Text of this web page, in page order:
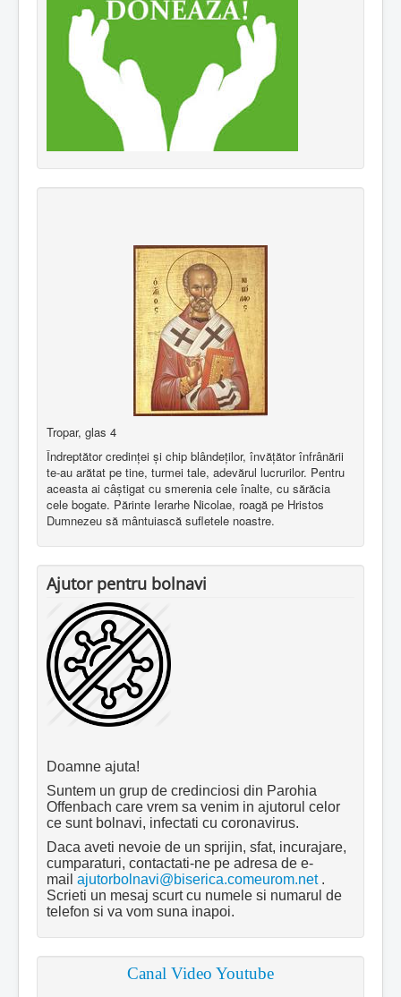
Tropar, glas 4
Îndreptător credinţei şi chip blândeţilor, învăţător înfrânării
te-au arătat pe tine, turmei tale, adevărul lucrurilor. Pentru
aceasta ai câştigat cu smerenia cele înalte, cu sărăcia
cele bogate. Părinte Ierarhe Nicolae, roagă pe Hristos
Dumnezeu să mântuiască sufletele noastre.
Ajutor pentru bolnavi
Doamne ajuta!
Suntem un grup de credinciosi din Parohia
Offenbach care vrem sa venim in ajutorul celor
ce sunt bolnavi, infectati cu coronavirus.
Daca aveti nevoie de un sprijin, sfat, incurajare,
cumparaturi, contactati-ne pe adresa de e-
mail ajutorbolnavi@biserica.comeurom.net.
Scrieti un mesaj scurt cu numele si numarul de
telefon si va vom suna inapoi.
Canal Video Youtube